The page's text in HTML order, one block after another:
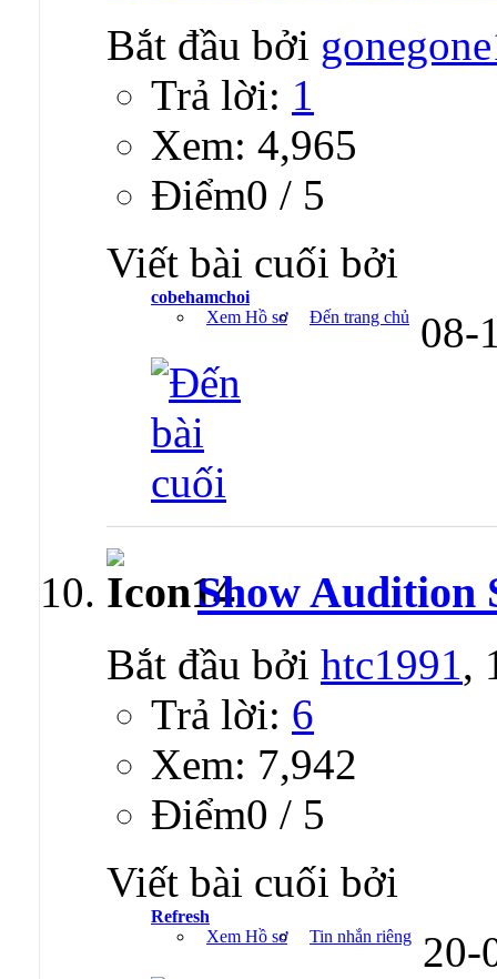
Bắt đầu bởi
Trả lời: 1
Xem: 4,965
Ðiểm0 / 5
Viết bài cuối bởi
cobehamchoi
Xem Hồ sơ
Đến trang chủ 08-
Show Audition
Bắt đầu bởi htc1991,
Trả lời: 6
Xem: 7,942
Ðiểm0 / 5
Viết bài cuối bởi
Refresh
Xem Hồ sơ
Tin nhắn riêng 20-